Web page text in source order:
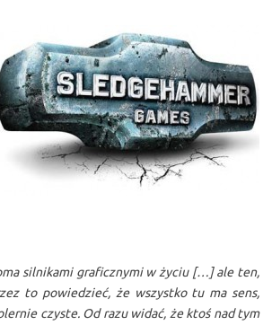
silnikami graficznymi w życiu […] ale ten,
to powiedzieć, że wszystko tu ma sens,
czyste. Od razu widać, że ktoś nad tym